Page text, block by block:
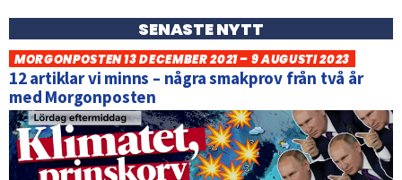
SENASTE NYTT
MORGONPOSTEN 13 DECEMBER 2021 – 9 AUGUSTI 2023
12 artiklar vi minns – några smakprov från två år
med Morgonposten